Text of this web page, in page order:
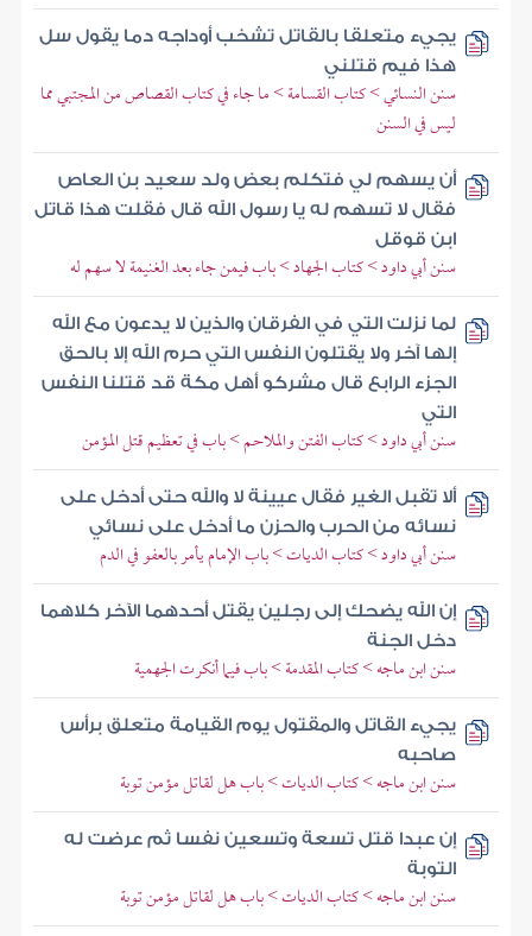
يجيء متعلقا بالقاتل تشخب أوداجه دما يقول سل
هذا فيم قتلني
سنن النسائي > كتاب القسامة > ما جاء في كتاب القصاص من المجتبي مما
ليس في السنن
أن يسهم لي فتكلم بعض ولد سعيد بن العاص
فقال لا تسهم له يا رسول الله قال فقلت هذا قاتل
ابن قوقل
سنن أبي داود > كتاب الجهاد > باب فيمن جاء بعد الغنيمة لا سهم له
لما نزلت التي في الفرقان والذين لا يدعون مع الله
إلها آخر ولا يقتلون النفس التي حرم الله إلا بالحق
الجزء الرابع قال مشركو أهل مكة قد قتلنا النفس
التي
سنن أبي داود > كتاب الفتن والملاحم > باب في تعظيم قتل المؤمن
ألا تقبل الغير فقال عيينة لا والله حتى أدخل على
نسائه من الحرب والحزن ما أدخل على نسائي
سنن أبي داود > كتاب الديات > باب الإمام يأمر بالعفو في الدم
إن الله يضحك إلى رجلين يقتل أحدهما الآخر كلاهما
دخل الجنة
سنن ابن ماجه > كتاب المقدمة > باب فيما أنكرت الجهمية
يجيء القاتل والمقتول يوم القيامة متعلق برأس
صاحبه
سنن ابن ماجه > كتاب الديات > باب هل لقاتل مؤمن توبة
إن عبدا قتل تسعة وتسعين نفسا ثم عرضت له
التوبة
سنن ابن ماجه > كتاب الديات > باب هل لقاتل مؤمن توبة